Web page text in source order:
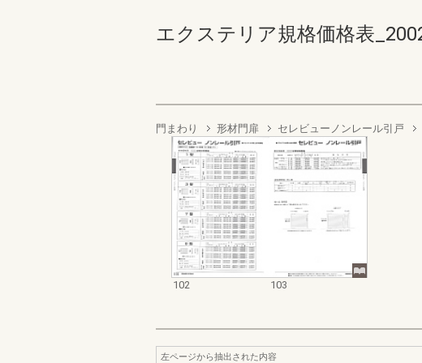
エクステリア規格価格表
門まわり 形材門扉 セレビューノンレール引戸
102 103
左ページから抽出された内容